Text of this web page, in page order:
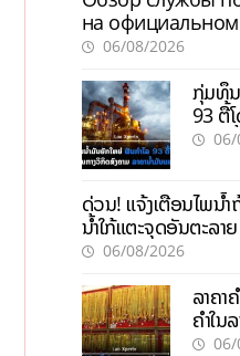
на официальном
актуальной
06/08/2026
ກຸ່ມທຶ
93 ຕື້
ລາຄາ
06/
ດ່ວນ! ແຈ້ງເຕືອນໄພນໍ້
ນໍ້າໃກ້ແຕະຈຸດອັນຕະລາຍ
06/08/2026
ລາຄາ
ຄຳໃນ
06/